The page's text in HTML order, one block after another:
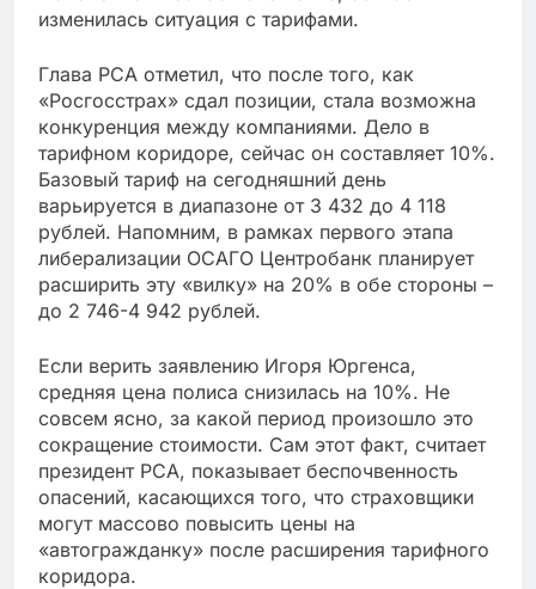
изменилась ситуация с тарифами.
Глава РСА отметил, что после того, как
«Росгосстрах» сдал позиции, стала возможна
конкуренция между компаниями. Дело в
тарифном коридоре, сейчас он составляет 10%.
Базовый тариф на сегодняшний день
варьируется в диапазоне от 3 432 до 4 118
рублей. Напомним, в рамках первого этапа
либерализации ОСАГО Центробанк планирует
расширить эту «вилку» на 20% в обе стороны –
до 2 746-4 942 рублей.
Если верить заявлению Игоря Юргенса,
средняя цена полиса снизилась на 10%. Не
совсем ясно, за какой период произошло это
сокращение стоимости. Сам этот факт, считает
президент РСА, показывает беспочвенность
опасений, касающихся того, что страховщики
могут массово повысить цены на
«автогражданку» после расширения тарифного
коридора.